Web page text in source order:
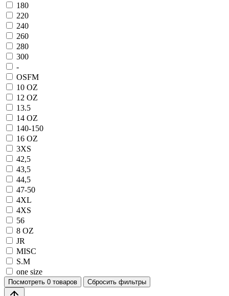
180
220
240
260
280
300
-
OSFM
10 OZ
12 OZ
13.5
14 OZ
140-150
16 OZ
3XS
42,5
43,5
44,5
47-50
4XL
4XS
56
8 OZ
JR
MISC
S.M
one size
Посмотреть 0 товаров Сбросить фильтры